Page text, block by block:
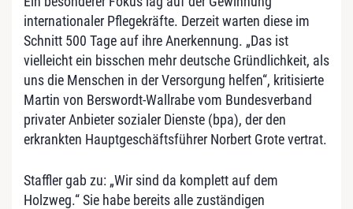
internationaler Pflegekräfte. Derzeit warten diese im
Schnitt 500 Tage auf ihre Anerkennung. „Das ist
vielleicht ein bisschen mehr deutsche Gründlichkeit, als
uns die Menschen in der Versorgung helfen“, kritisierte
Martin von Berswordt-Wallrabe vom Bundesverband
privater Anbieter sozialer Dienste (bpa), der den
erkrankten Hauptgeschäftsführer Norbert Grote vertrat.
Staffler gab zu: „Wir sind da komplett auf dem
Holzweg.“ Sie habe bereits alle zuständigen